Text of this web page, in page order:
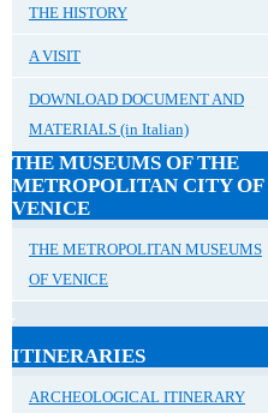
THE HISTORY
A VISIT
DOWNLOAD DOCUMENT AND
MATERIALS (in Italian)
THE MUSEUMS OF THE
METROPOLITAN CITY OF
VENICE
THE METROPOLITAN MUSEUMS
OF VENICE
ITINERARIES
ARCHEOLOGICAL ITINERARY